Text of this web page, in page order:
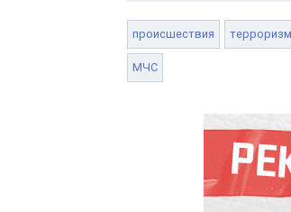
происшествия терроризм
МЧС